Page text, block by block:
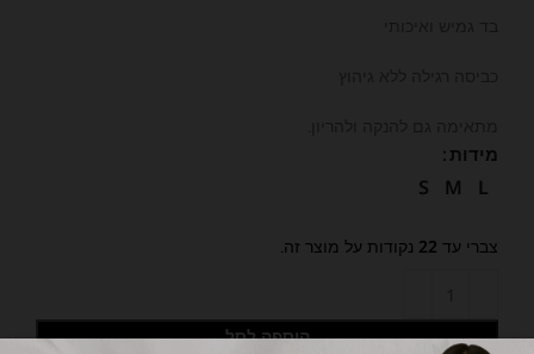
מידות
L
M
S
צברי עד 22 נקודות על מוצר זה.
הוספה לסל